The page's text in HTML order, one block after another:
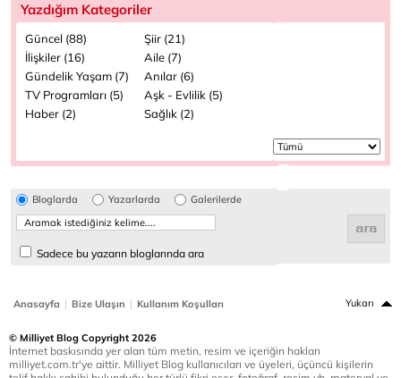
Yazdığım Kategoriler
Güncel (88)
Şiir (21)
İlişkiler (16)
Aile (7)
Gündelik Yaşam (7)
Anılar (6)
TV Programları (5)
Aşk - Evlilik (5)
Haber (2)
Sağlık (2)
Bloglarda Yazarlarda Galerilerde
Sadece bu yazarın bloglarında ara
Anasayfa | Bize Ulaşın | Kullanım Koşulları Yukarı
© Milliyet Blog Copyright 2026
İnternet baskısında yer alan tüm metin, resim ve içeriğin hakları
milliyet.com.tr'ye aittir. Milliyet Blog kullanıcıları ve üyeleri, üçüncü kişilerin